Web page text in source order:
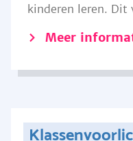
kinderen leren. Dit
Meer